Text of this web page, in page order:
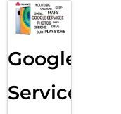
Google
Services